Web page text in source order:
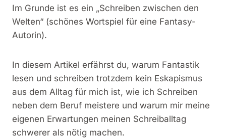
Im Grunde ist es ein „Schreiben zwischen den
Welten“ (schönes Wortspiel für eine Fantasy-
Autorin).
In diesem Artikel erfährst du, warum Fantastik
lesen und schreiben trotzdem kein Eskapismus
aus dem Alltag für mich ist, wie ich Schreiben
neben dem Beruf meistere und warum mir meine
eigenen Erwartungen meinen Schreiballtag
schwerer als nötig machen.